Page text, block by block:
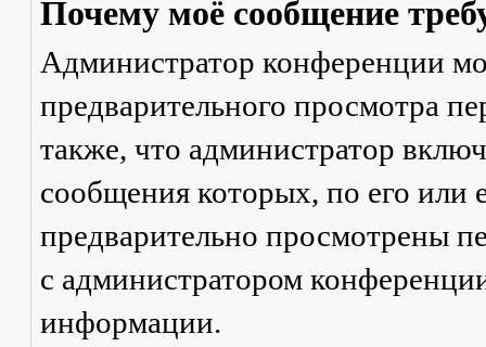
Почему моё сообщение
Администратор конференции
предварительного просмотра
также, что администратор
сообщения которых, по его
предварительно просмотрены
с администратором
информации.